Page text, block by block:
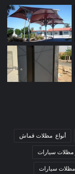
أنواع مظلات قماش
مظلات سيارات
سيارات